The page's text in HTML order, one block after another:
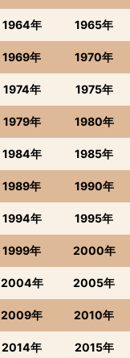
1964年 1965年
1969年 1970年
1974年 1975年
1979年 1980年
1984年 1985年
1989年 1990年
1994年 1995年
1999年 2000年
2004年 2005年
2009年 2010年
2014年 2015年